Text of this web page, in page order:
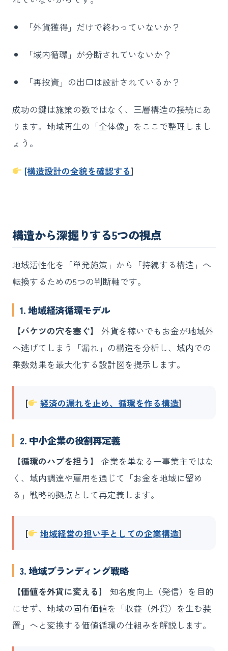
「外貨獲得」だけで終わっていないか？
「域内循環」が分断されていないか？
「再投資」の出口は設計されているか？
成功の鍵は施策の数ではなく、三層構造の接続にあ
ります。地域再生の「全体像」をここで整理しまし
ょう。
[構造設計の全貌を確認する]
構造から深掘りする5つの視点
地域活性化を「単発施策」から「持続する構造」へ
転換するための5つの判断軸です。
1. 地域経済循環モデル
【バケツの穴を塞ぐ】
外貨を稼いでもお金が地域外
へ逃げてしまう「漏れ」の構造を分析し、域内での
乗数効果を最大化する設計図を提示します。
[ 経済の漏れを止め、循環を作る構造]
2. 中小企業の役割再定義
【循環のハブを担う】
企業を単なる一事業主ではな
く、域内調達や雇用を通じて「お金を地域に留め
る」戦略的拠点として再定義します。
[ 地域経営の担い手としての企業構造]
3. 地域ブランディング戦略
【価値を外貨に変える】
知名度向上（発信）を目的
にせず、地域の固有価値を「収益（外貨）を生む装
置」へと変換する価値循環の仕組みを解説します。